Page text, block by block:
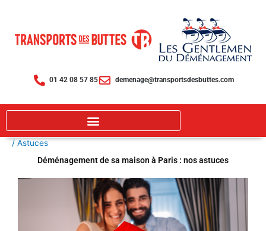
contenu
01 42 08 57 85 demenage@transportsdesbuttes.com
/ Astuces
Déménagement de sa maison à Paris : nos astuces